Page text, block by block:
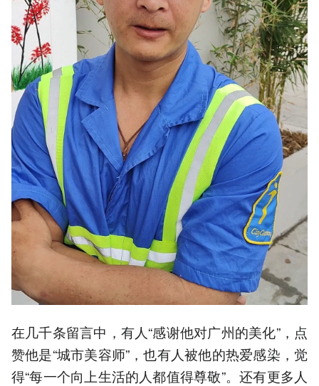
在几千条留言中，有人“感谢他对广州的美化”，点
赞他是“城市美容师”，也有人被他的热爱感染，觉
得“每一个向上生活的人都值得尊敬”。还有更多人